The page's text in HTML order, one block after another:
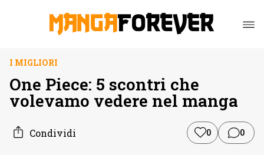
I MIGLIORI
One Piece: 5 scontri che
volevamo vedere nel manga
Condividi 0 0